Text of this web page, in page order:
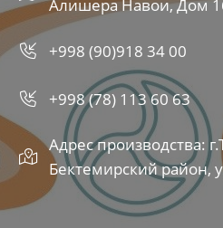
Алишера Навои, Дом
+998 (90)918 34 00
+998 (78) 113 60 63
Адрес производства:
Бектемирский район,